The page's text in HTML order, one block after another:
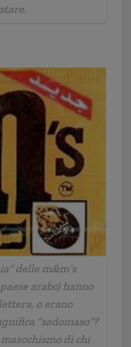
delle m&m’s
arabo) hanno
o erano
“sadomaso”?
di chi